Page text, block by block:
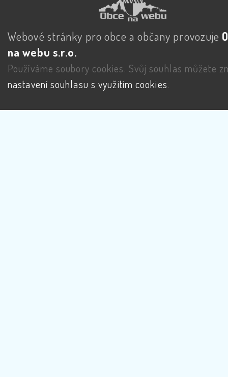
Webové stránky pro obce a občany provozuje
na webu s.r.o.
Používáme soubory cookies. Svůj souhlas můžete
nastavení souhlasu s využitím cookies.